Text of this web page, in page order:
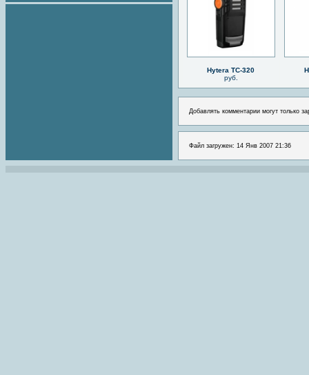
Hytera TC-320
руб.
Добавлять комментарии могут только
Файл загружен: 14 Янв 2007 21:36